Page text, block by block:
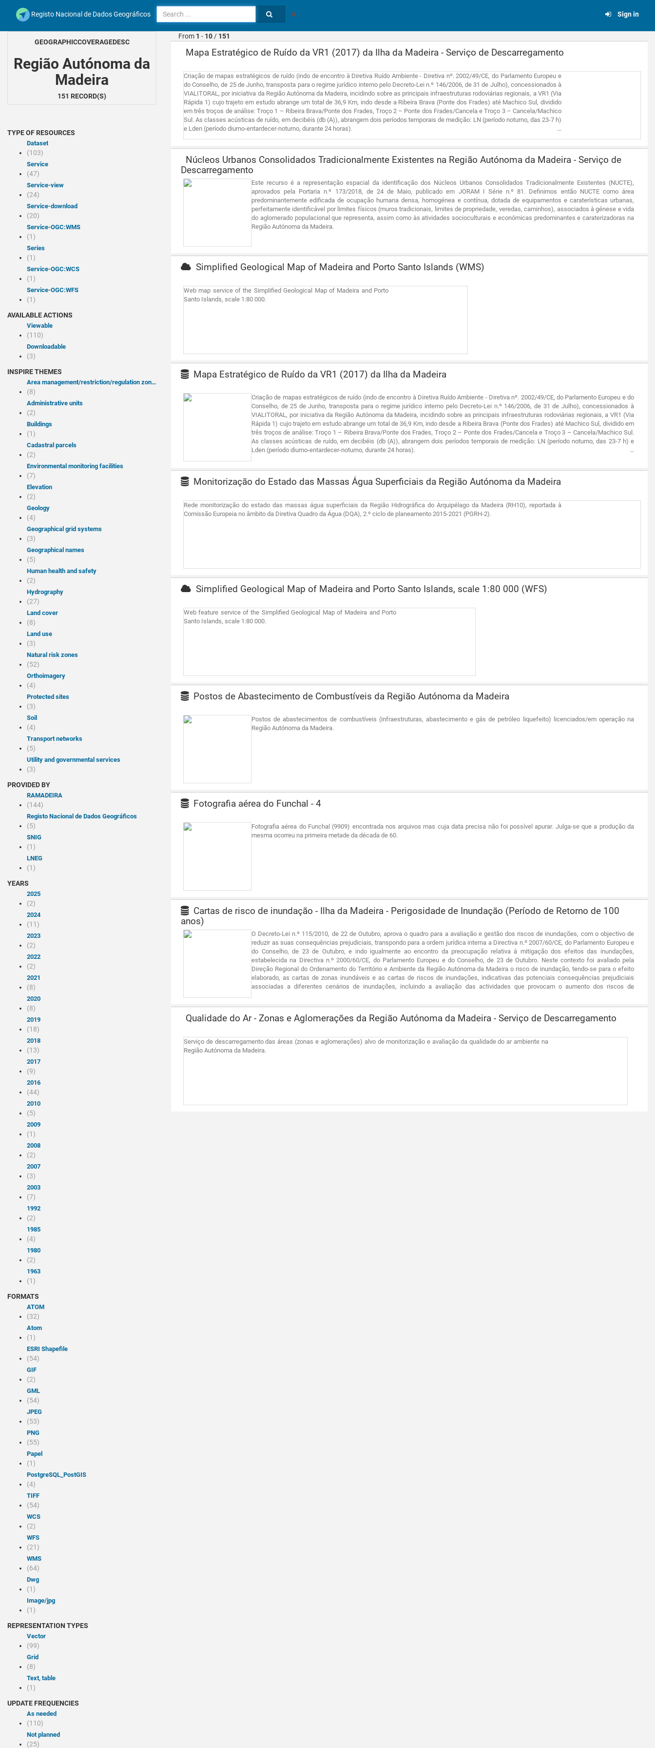
Registo Nacional de Dados Geográficos Sign in
GEOGRAPHICCOVERAGEDESC
Região Autónoma da
Madeira
151 RECORD(S)
TYPE OF RESOURCES
Dataset
(103)
Service
(47)
service-view
(24)
service-download
(20)
service-OGC:WMS
(1)
Series
(1)
service-OGC:WCS
(1)
service-OGC:WFS
(1)
AVAILABLE ACTIONS
Viewable
(110)
Downloadable
(3)
INSPIRE THEMES
Area management/restriction/regulation zones and reporting units
(8)
Administrative units
(2)
Buildings
(1)
Cadastral parcels
(2)
Environmental monitoring facilities
(7)
Elevation
(2)
Geology
(4)
Geographical grid systems
(3)
Geographical names
(5)
Human health and safety
(2)
Hydrography
(27)
Land cover
(8)
Land use
(3)
Natural risk zones
(52)
Orthoimagery
(4)
Protected sites
(3)
Soil
(4)
Transport networks
(5)
Utility and governmental services
(3)
PROVIDED BY
RAMADEIRA
(144)
Registo Nacional de Dados Geográficos
(5)
SNIG
(1)
LNEG
(1)
YEARS
2025
(2)
2024
(11)
2023
(2)
2022
(2)
2021
(8)
2020
(8)
2019
(18)
2018
(13)
2017
(9)
2016
(44)
2010
(5)
2009
(1)
2008
(2)
2007
(3)
2003
(7)
1992
(2)
1985
(4)
1980
(2)
1963
(1)
FORMATS
ATOM
(32)
Atom
(1)
ESRI Shapefile
(54)
GIF
(2)
GML
(54)
JPEG
(53)
PNG
(55)
Papel
(1)
PostgreSQL_PostGIS
(4)
TIFF
(54)
WCS
(2)
WFS
(21)
WMS
(64)
dwg
(1)
image/jpg
(1)
REPRESENTATION TYPES
Vector
(99)
Grid
(8)
Text, table
(1)
UPDATE FREQUENCIES
As needed
(110)
Not planned
(25)
From 1 - 10 / 151
Mapa Estratégico de Ruído da VR1 (2017) da Ilha da Madeira - Serviço de Descarregamento
Criação de mapas estratégicos de ruído (indo de encontro à Diretiva Ruído Ambiente - Diretiva nº. 2002/49/CE, do Parlamento Europeu e
do Conselho, de 25 de Junho, transposta para o regime jurídico interno pelo Decreto-Lei n.º 146/2006, de 31 de Julho), concessionados à
VIALITORAL, por iniciativa da Região Autónoma da Madeira, incidindo sobre as principais infraestruturas rodoviárias regionais, a VR1 (Via
Rápida 1) cujo trajeto em estudo abrange um total de 36,9 Km, indo desde a Ribeira Brava (Ponte dos Frades) até Machico Sul, dividido
em três troços de análise: Troço 1 – Ribeira Brava/Ponte dos Frades, Troço 2 – Ponte dos Frades/Cancela e Troço 3 – Cancela/Machico
Sul. As classes acústicas de ruído, em decibéis (db (A)), abrangem dois períodos temporais de medição: LN (período noturno, das 23-7 h)
e Lden (período diurno-entardecer-noturno, durante 24 horas).
Núcleos Urbanos Consolidados Tradicionalmente Existentes na Região Autónoma da Madeira - Serviço de
Descarregamento
Este recurso é a representação espacial da identificação dos Núcleos Urbanos Consolidados Tradicionalmente Existentes (NUCTE),
aprovados pela Portaria n.º 173/2018, de 24 de Maio, publicado em JORAM I Série n.º 81. Definimos então NUCTE como área
predominantemente edificada de ocupação humana densa, homogénea e contínua, dotada de equipamentos e caraterísticas urbanas,
perfeitamente identificável por limites físicos (muros tradicionais, limites de propriedade, veredas, caminhos), associados à génese e vida
do aglomerado populacional que representa, assim como às atividades socioculturais e económicas predominantes e caraterizadoras na
Região Autónoma da Madeira.
Simplified Geological Map of Madeira and Porto Santo Islands (WMS)
Web map service of the Simplified Geological Map of Madeira and Porto
Santo Islands, scale 1:80 000.
Mapa Estratégico de Ruído da VR1 (2017) da Ilha da Madeira
Criação de mapas estratégicos de ruído (indo de encontro à Diretiva Ruído Ambiente - Diretiva nº. 2002/49/CE, do Parlamento Europeu e do
Conselho, de 25 de Junho, transposta para o regime jurídico interno pelo Decreto-Lei n.º 146/2006, de 31 de Julho), concessionados à
VIALITORAL, por iniciativa da Região Autónoma da Madeira, incidindo sobre as principais infraestruturas rodoviárias regionais, a VR1 (Via
Rápida 1) cujo trajeto em estudo abrange um total de 36,9 Km, indo desde a Ribeira Brava (Ponte dos Frades) até Machico Sul, dividido em
três troços de análise: Troço 1 – Ribeira Brava/Ponte dos Frades, Troço 2 – Ponte dos Frades/Cancela e Troço 3 – Cancela/Machico Sul.
As classes acústicas de ruído, em decibéis (db (A)), abrangem dois períodos temporais de medição: LN (período noturno, das 23-7 h) e
Lden (período diurno-entardecer-noturno, durante 24 horas).
Monitorização do Estado das Massas Água Superficiais da Região Autónoma da Madeira
Rede monitorização do estado das massas água superficiais da Região Hidrográfica do Arquipélago da Madeira (RH10), reportada à
Comissão Europeia no âmbito da Diretiva Quadro da Água (DQA), 2.º ciclo de planeamento 2015-2021 (PGRH-2).
Simplified Geological Map of Madeira and Porto Santo Islands, scale 1:80 000 (WFS)
Web feature service of the Simplified Geological Map of Madeira and Porto
Santo Islands, scale 1:80 000.
Postos de Abastecimento de Combustíveis da Região Autónoma da Madeira
Postos de abastecimentos de combustíveis (infraestruturas, abastecimento e gás de petróleo liquefeito) licenciados/em operação na
Região Autónoma da Madeira.
Fotografia aérea do Funchal - 4
Fotografia aérea do Funchal (9909) encontrada nos arquivos mas cuja data precisa não foi possível apurar. Julga-se que a produção da
mesma ocorreu na primeira metade da década de 60.
Cartas de risco de inundação - Ilha da Madeira - Perigosidade de Inundação (Período de Retorno de 100
anos)
O Decreto-Lei n.º 115/2010, de 22 de Outubro, aprova o quadro para a avaliação e gestão dos riscos de inundações, com o objectivo de
reduzir as suas consequências prejudiciais, transpondo para a ordem jurídica interna a Directiva n.º 2007/60/CE, do Parlamento Europeu e
do Conselho, de 23 de Outubro, e indo igualmente ao encontro da preocupação relativa à mitigação dos efeitos das inundações,
estabelecida na Directiva n.º 2000/60/CE, do Parlamento Europeu e do Conselho, de 23 de Outubro. Neste contexto foi avaliado pela
Direção Regional do Ordenamento do Território e Ambiente da Região Autónoma da Madeira o risco de inundação, tendo-se para o efeito
elaborado, as cartas de zonas inundáveis e as cartas de riscos de inundações, indicativas das potenciais consequências prejudiciais
associadas a diferentes cenários de inundações, incluindo a avaliação das actividades que provocam o aumento dos riscos de
Qualidade do Ar - Zonas e Aglomerações da Região Autónoma da Madeira - Serviço de Descarregamento
Serviço de descarregamento das áreas (zonas e aglomerações) alvo de monitorização e avaliação da qualidade do ar ambiente na
Região Autónoma da Madeira.